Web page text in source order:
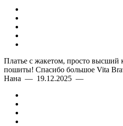
Платье с жакетом, просто высший
пошиты! Спасибо большое Vita
Нана — 19.12.2025 —